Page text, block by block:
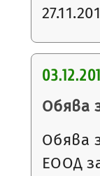
Обява
Обява
ЕООД